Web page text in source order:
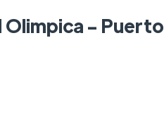
Olimpica - Puerto